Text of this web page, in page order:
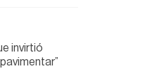
invirtió